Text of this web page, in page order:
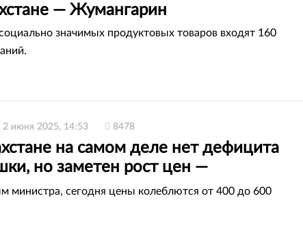
— Жумангарин
значимых продуктовых товаров входят 160
2 июня 2025, 14:53 8478
на самом деле нет дефицита
но заметен рост цен —
министра, сегодня цены колеблются от 400 до 600